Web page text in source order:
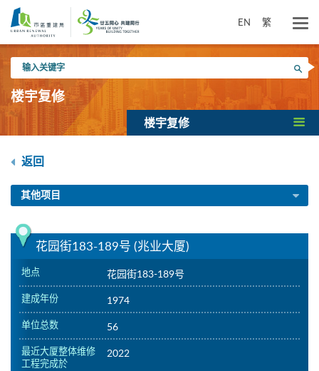
内
EN 繁
入
关
键
搜寻
楼宇复修
楼宇复修
返回
其他项目
花园街183-189号 (兆业大厦)
地点 花园街183-189号
建成年份 1974
单位总数 56
最近大厦整体维修
工程完成於
2022